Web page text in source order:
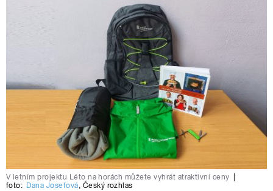
V letním projektu Léto na horách můžete vyhrát atraktivní ceny
foto: Dana Josefová, Český rozhlas